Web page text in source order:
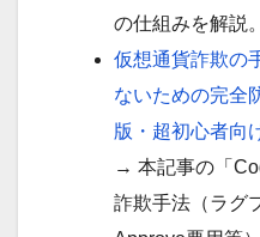
の仕組みを解説。
仮想通貨詐欺の
ないための完全
版・超初心者向
→ 本記事の「
詐欺手法（ラグ